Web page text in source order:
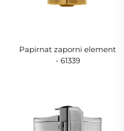
Papirnat zaporni element
- 61339